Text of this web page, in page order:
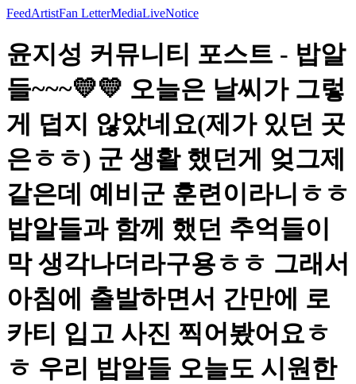
FeedArtistFan LetterMediaLiveNotice
윤지성 커뮤니티 포스트 - 밥알
들~~~💛💛 오늘은 날씨가 그렇
게 덥지 않았네요(제가 있던 곳
은ㅎㅎ) 군 생활 했던게 엊그제
같은데 예비군 훈련이라니ㅎㅎ
밥알들과 함께 했던 추억들이
막 생각나더라구용ㅎㅎ 그래서
아침에 출발하면서 간만에 로
카티 입고 사진 찍어봤어요ㅎ
ㅎ 우리 밥알들 오늘도 시원한